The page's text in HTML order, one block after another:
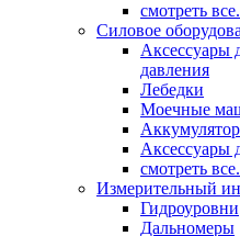
смотреть
Силовое
Аксессуары
давления
Лебедки
Моечные
Аксессуары
смотреть
Измерительный
Гидроуровни
Дальномеры